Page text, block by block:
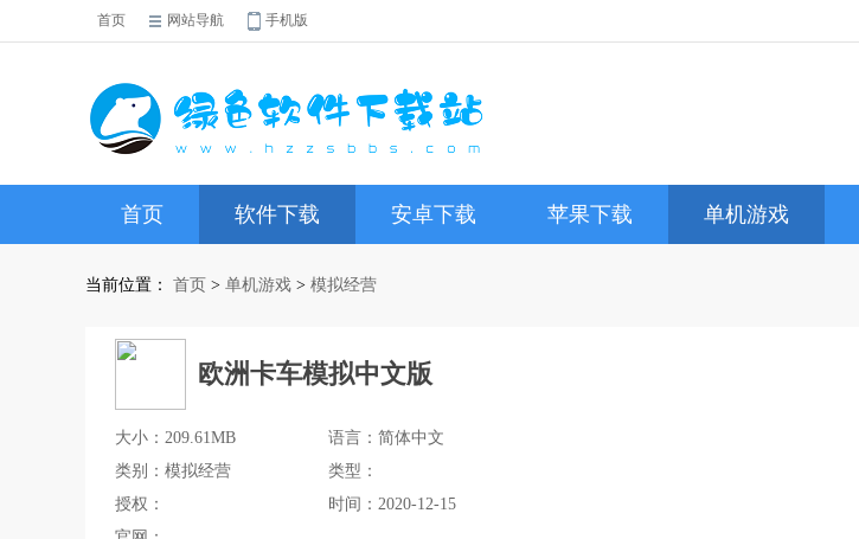
首页 网站导航 手机版
首页 软件下载 安卓下载 苹果下载 单机游戏
当前位置： 首页 > 单机游戏 > 模拟经营
欧洲卡车模拟中文版
大小：209.61MB
语言：简体中文
类别：模拟经营
类型：
授权：
时间：2020-12-15